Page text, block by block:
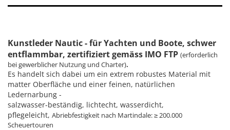
Kunstleder Nautic - für Yachten und Boote, schwer
entflammbar, zertifiziert gemäss IMO FTP (erforderlich
bei gewerblicher Nutzung und Charter).
Es handelt sich dabei um ein extrem robustes Material mit
matter Oberfläche und einer feinen, natürlichen
Ledernarbung -
salzwasser-beständig, lichtecht, wasserdicht,
pflegeleicht, Abriebfestigkeit nach Martindale: ≥ 200.000
Scheuertouren